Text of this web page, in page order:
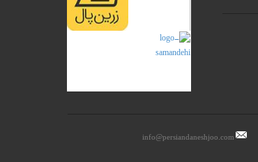
info@persiandaneshjoo.com